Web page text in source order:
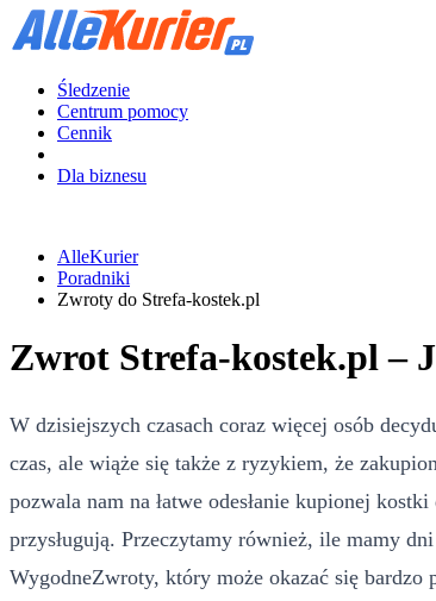
Śledzenie
Centrum pomocy
Cennik
Dla biznesu
AlleKurier
Poradniki
Zwroty do Strefa-kostek.pl
Zwrot Strefa-kostek.pl –
W dzisiejszych czasach coraz więcej osób
czas, ale wiąże się także z ryzykiem, że
pozwala nam na łatwe odesłanie kupionej
przysługują. Przeczytamy również, ile mamy
WygodneZwroty, który może okazać się